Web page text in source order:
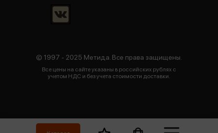
© 1997 - 2025 Метида. Все права защищены.
Все цены на сайте указаны в российских рублях с
учетом НДС и без учета стоимости доставки.